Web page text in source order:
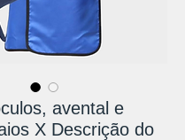
avental e
X Descrição do